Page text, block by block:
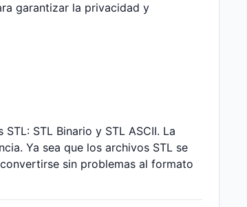
garantizar la privacidad y
STL Binario y STL ASCII. La
Ya sea que los archivos STL se
sin problemas al formato